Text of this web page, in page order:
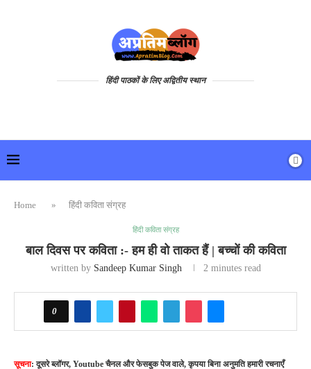
हिंदी पाठकों के लिए अद्वितीय स्थान
Home » हिंदी कविता संग्रह
हिंदी कविता संग्रह
बाल दिवस पर कविता :- हम ही वो ताकत हैं | बच्चों की कविता
written by Sandeep Kumar Singh 2 minutes read
0
सूचना: दूसरे ब्लॉगर, Youtube चैनल और फेसबुक पेज वाले, कृपया बिना अनुमति हमारी रचनाएँ